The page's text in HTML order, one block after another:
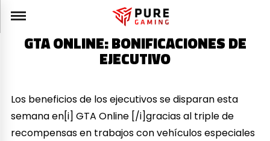
GTA ONLINE: BONIFICACIONES DE
EJECUTIVO
Los beneficios de los ejecutivos se disparan esta
semana en[i] GTA Online [/i]gracias al triple de
recompensas en trabajos con vehículos especiales